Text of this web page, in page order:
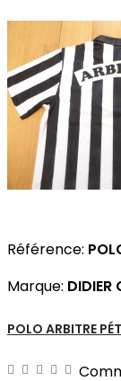
Référence:
Marque: DIDIER
POLO ARBITRE